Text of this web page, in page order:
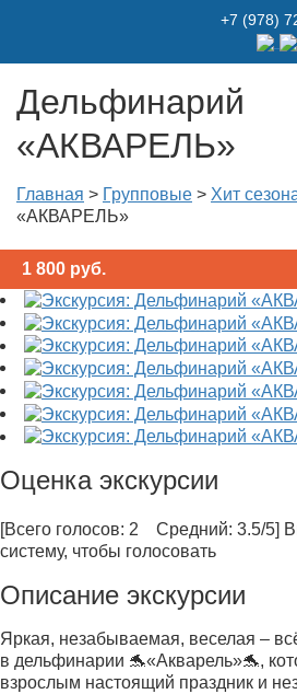
+7 (978)
Дельфинарий
«АКВАРЕЛЬ»
Главная > Групповые > Хит
«АКВАРЕЛЬ»
1 800 руб.
Оценка экскурсии
[Всего голосов: 2 Средний: 3.5/5]
систему, чтобы голосовать
Описание экскурсии
Яркая, незабываемая, веселая –
в дельфинарии 🐬«Акварель»🐬,
взрослым настоящий праздник и